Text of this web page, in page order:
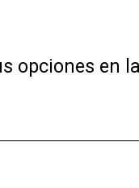
opciones en